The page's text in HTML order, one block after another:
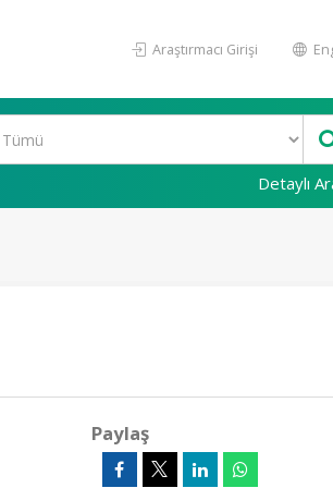
Araştırmacı Girişi
Detaylı
Paylaş